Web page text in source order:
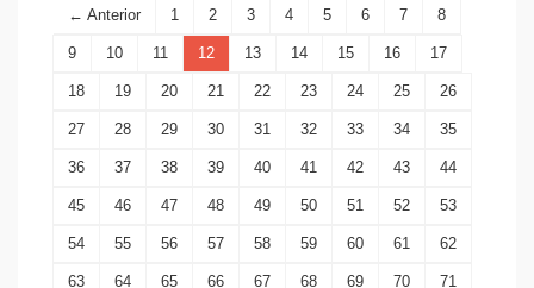
← Anterior 1 2 3 4 5 6 7 8
9 10 11 12 13 14 15 16 17
18 19 20 21 22 23 24 25 26
27 28 29 30 31 32 33 34 35
36 37 38 39 40 41 42 43 44
45 46 47 48 49 50 51 52 53
54 55 56 57 58 59 60 61 62
63 64 65 66 67 68 69 70 71